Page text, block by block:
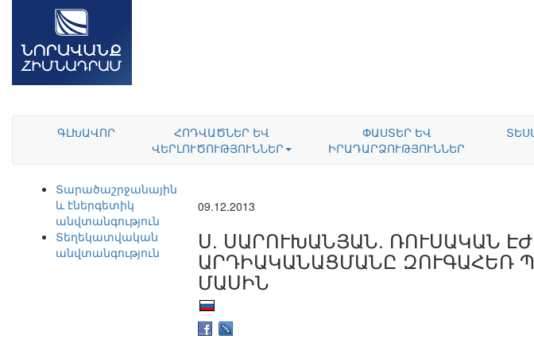
ԳԼԽԱՎՈՐ
ՀՈԴՎԱԾՆԵՐ ԵՎ
ՎԵՐԼՈՒԾՈՒԹՅՈՒՆՆԵՐ
ՓԱՍՏԵՐ ԵՎ
ԻՐԱԴԱՐՁՈՒԹՅՈՒՆՆԵՐ
Տարածաշրջանային
և էներգետիկ
անվտանգություն
Տեղեկատվական
անվտանգություն
09.12.2013
Ս. ՍԱՐՈՒԽԱՆՅԱՆ. ՌՈՒՍԱԿԱՆ
ԱՐԴԻԱԿԱՆԱՑՄԱՆԸ ԶՈՒԳԱՀԵՌ
ՄԱՍԻՆ